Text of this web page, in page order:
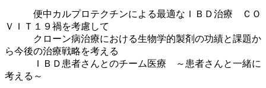
便中カルプロテクチンによる最適なＩＢＤ治療 ＣＯ
ＶＩＴ１９禍を考慮して
クローン病治療における生物学的製剤の功績と課題か
ら今後の治療戦略を考える
ＩＢＤ患者さんとのチーム医療 ～患者さんと一緒に
考える～